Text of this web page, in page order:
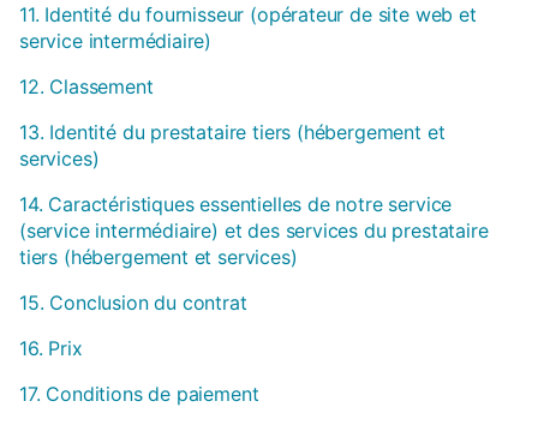
11. Identité du fournisseur (opérateur de site web et
service intermédiaire)
12. Classement
13. Identité du prestataire tiers (hébergement et
services)
14. Caractéristiques essentielles de notre service
(service intermédiaire) et des services du prestataire
tiers (hébergement et services)
15. Conclusion du contrat
16. Prix
17. Conditions de paiement